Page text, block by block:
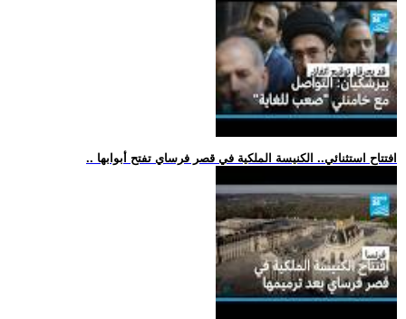
.. افتتاح استثنائي.. الكنيسة الملكية في قصر فرساي تفتح أبوابها